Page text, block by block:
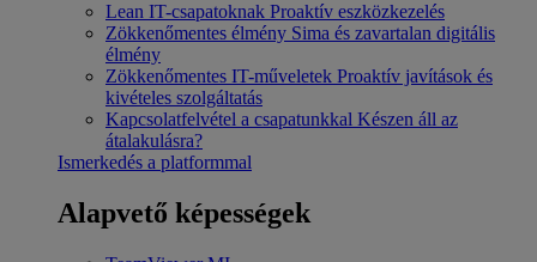
Lean IT-csapatoknak Proaktív eszközkezelés
Zökkenőmentes élmény Sima és zavartalan digitális
élmény
Zökkenőmentes IT-műveletek Proaktív javítások és
kivételes szolgáltatás
Kapcsolatfelvétel a csapatunkkal Készen áll az
átalakulásra?
Ismerkedés a platformmal
Alapvető képességek